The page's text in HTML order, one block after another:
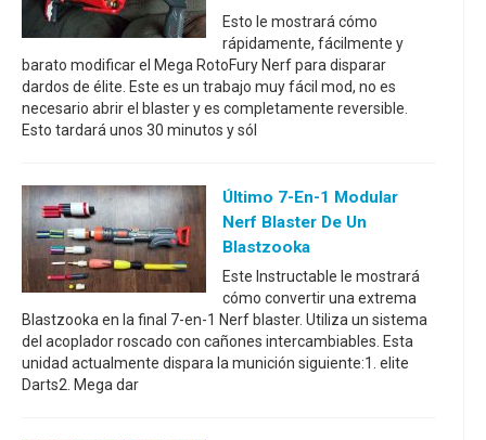
Esto le mostrará cómo
rápidamente, fácilmente y
barato modificar el Mega RotoFury Nerf para disparar
dardos de élite. Este es un trabajo muy fácil mod, no es
necesario abrir el blaster y es completamente reversible.
Esto tardará unos 30 minutos y sól
Último 7-En-1 Modular
Nerf Blaster De Un
Blastzooka
Este Instructable le mostrará
cómo convertir una extrema
Blastzooka en la final 7-en-1 Nerf blaster. Utiliza un sistema
del acoplador roscado con cañones intercambiables. Esta
unidad actualmente dispara la munición siguiente:1. elite
Darts2. Mega dar